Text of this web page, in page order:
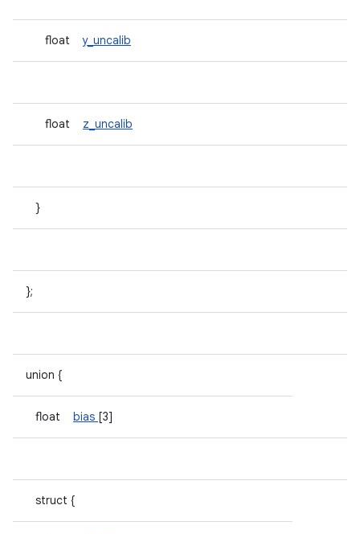
floaty_uncalib
float z_uncalib
}
};
union {
float bias [3]
struct {